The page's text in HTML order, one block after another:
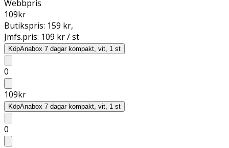
Webbpris
109kr
Butikspris: 159 kr,
Jmfs.pris: 109 kr / st
KöpAnabox 7 dagar kompakt, vit, 1 st
0
109kr
KöpAnabox 7 dagar kompakt, vit, 1 st
0